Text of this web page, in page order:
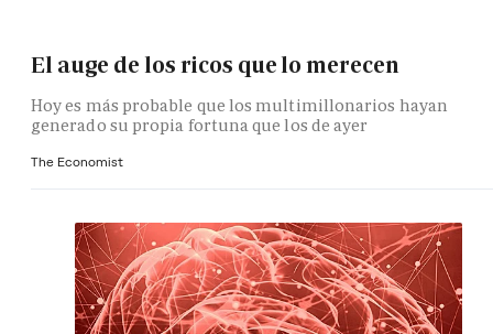
El auge de los ricos que lo merecen
Hoy es más probable que los multimillonarios hayan
generado su propia fortuna que los de ayer
The Economist